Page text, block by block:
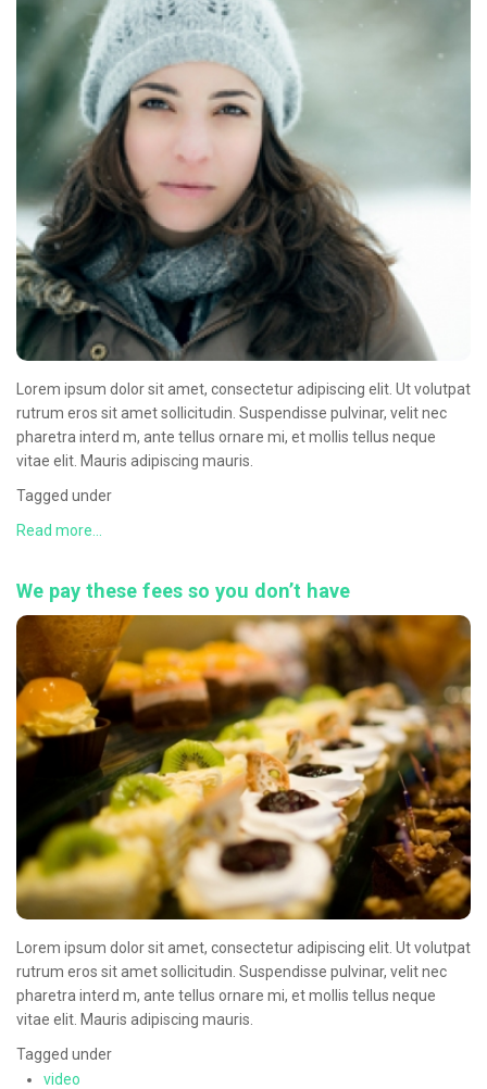
Lorem ipsum dolor sit amet, consectetur adipiscing elit. Ut volutpat
rutrum eros sit amet sollicitudin. Suspendisse pulvinar, velit nec
pharetra interd m, ante tellus ornare mi, et mollis tellus neque
vitae elit. Mauris adipiscing mauris.
Tagged under
Read more...
We pay these fees so you don’t have
Lorem ipsum dolor sit amet, consectetur adipiscing elit. Ut volutpat
rutrum eros sit amet sollicitudin. Suspendisse pulvinar, velit nec
pharetra interd m, ante tellus ornare mi, et mollis tellus neque
vitae elit. Mauris adipiscing mauris.
Tagged under
video